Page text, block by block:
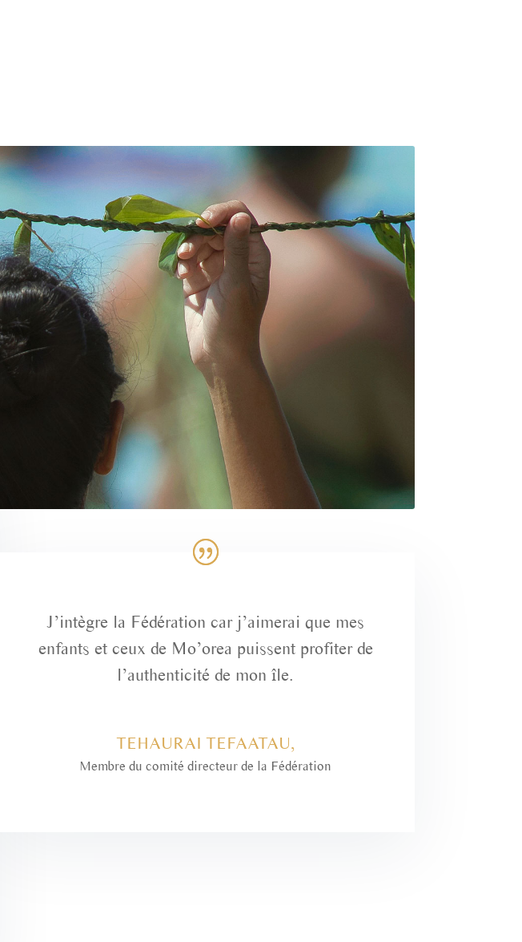
J’intègre la Fédération car j’aimerai que mes
enfants et ceux de Mo’orea puissent profiter de
l’authenticité de mon île.
TEHAURAI TEFAATAU,
Membre du comité directeur de la Fédération